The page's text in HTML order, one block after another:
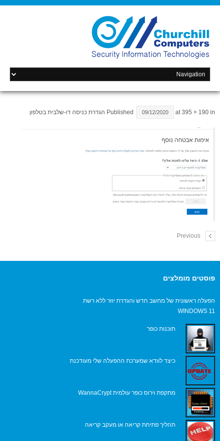
Published 09/12/2020 at395 × 190 in הגדרת כניסה דו-שלבית בטלפון
Previous
פוסטים מומלצים
הפעלה ראשונית של מחשב חדש והגדרת יוזר ללא רשת
WINDOWS 11
תוכנות כופר
כיצד לוודא שמערכת ההפעלה שלי מעודכנת
מתקפת וירוס כופר עולמית WannaCrypt
תהליך פתיחת קריאה או מעקב קריאה